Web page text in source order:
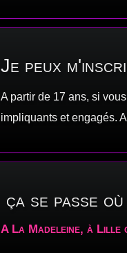
Je peux
A partir de 17 ans, si
impliquants et engagés.
ça se passe
A La Madeleine, à Lille